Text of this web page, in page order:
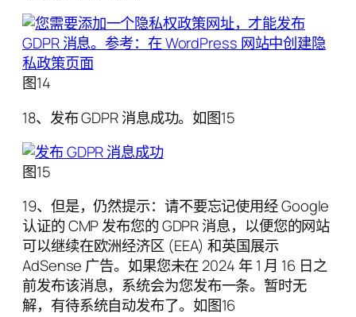
图14
18、发布 GDPR 消息成功。如图15
图15
19、但是，仍然提示：请不要忘记使用经 Google
认证的 CMP 发布您的 GDPR 消息，以便您的网站
可以继续在欧洲经济区 (EEA) 和英国展示
AdSense 广告。如果您未在 2024 年 1 月 16 日之
前发布该消息，系统会为您发布一条。暂时无
解，有待系统自动发布了。如图16